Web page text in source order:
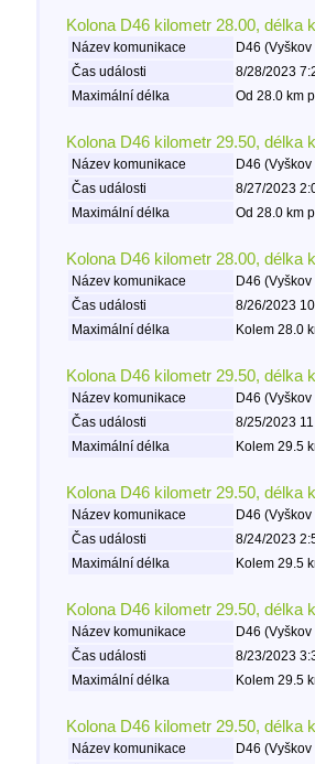
Kolona D46 kilometr 28.00, délka
Název komunikace
D46
Čas události
8/28/2023
Maximální délka
Od 28.0 km
Kolona D46 kilometr 29.50, délka
Název komunikace
D46
Čas události
8/27/2023
Maximální délka
Od 28.0 km
Kolona D46 kilometr 28.00, délka
Název komunikace
D46
Čas události
8/26/2023
Maximální délka
Kolem 28.0
Kolona D46 kilometr 29.50, délka
Název komunikace
D46
Čas události
8/25/2023
Maximální délka
Kolem 29.5
Kolona D46 kilometr 29.50, délka
Název komunikace
D46
Čas události
8/24/2023
Maximální délka
Kolem 29.5
Kolona D46 kilometr 29.50, délka
Název komunikace
D46
Čas události
8/23/2023
Maximální délka
Kolem 29.5
Kolona D46 kilometr 29.50, délka
Název komunikace
D46